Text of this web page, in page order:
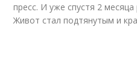
пресс. И уже спустя 2
Живот стал подтянутым и